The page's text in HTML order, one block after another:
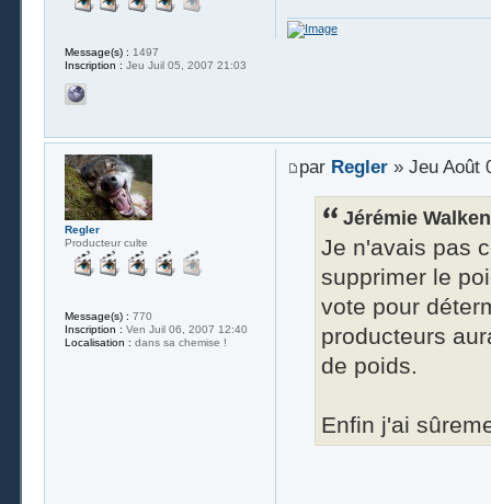
Message(s) : 1497
Inscription : Jeu Juil 05, 2007 21:03
par Regler» Jeu Août
Jérémie
Je n'avais pas
supprimer le
vote pour
producteurs
de poids.
Enfin j'ai
Regler
Producteur culte
Message(s) : 770
Inscription : Ven Juil 06, 2007 12:40
Localisation : dans sa chemise !